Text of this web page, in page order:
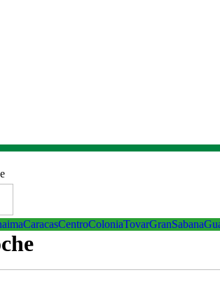
CaracasCentroColoniaTovarGranSabana